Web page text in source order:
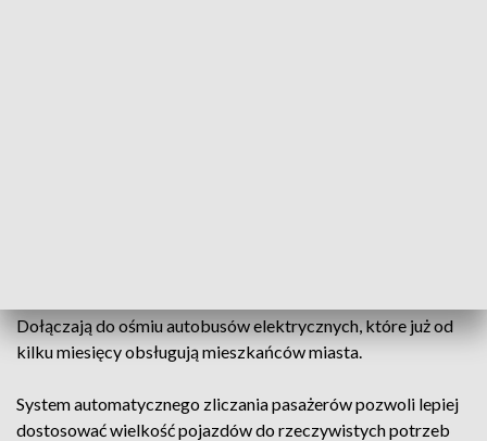
Dołączają do ośmiu autobusów elektrycznych, które już od
kilku miesięcy obsługują mieszkańców miasta.
System automatycznego zliczania pasażerów pozwoli lepiej
dostosować wielkość pojazdów do rzeczywistych potrzeb